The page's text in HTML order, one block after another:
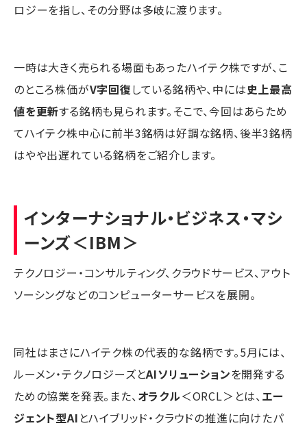
ロジーを指し、その分野は多岐に渡ります。
一時は大きく売られる場面もあったハイテク株ですが、こ
のところ株価がV字回復している銘柄や、中には史上最高
値を更新する銘柄も見られます。そこで、今回はあらため
てハイテク株中心に前半3銘柄は好調な銘柄、後半3銘柄
はやや出遅れている銘柄をご紹介します。
インターナショナル・ビジネス・マシ
ーンズ＜IBM＞
テクノロジー・コンサルティング、クラウドサービス、アウト
ソーシングなどのコンピューターサービスを展開。
同社はまさにハイテク株の代表的な銘柄です。5月には、
ルーメン・テクノロジーズとAIソリューションを開発する
ための協業を発表。また、オラクル＜ORCL＞とは、エー
ジェント型AI とハイブリッド・クラウドの推進に向けたパ